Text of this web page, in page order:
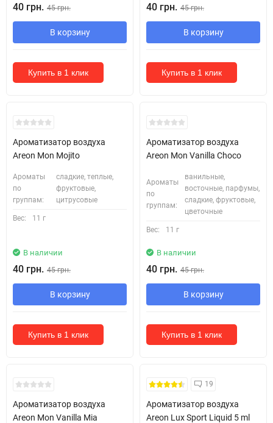
40 грн. 45 грн.
В корзину
Купить в 1 клик
40 грн. 45 грн.
В корзину
Купить в 1 клик
Ароматизатор воздуха
Areon Mon Mojito
Ароматы
по
группам:
сладкие, теплые,
фруктовые,
цитрусовые
Вес: 11 г
В наличии
40 грн. 45 грн.
В корзину
Купить в 1 клик
Ароматизатор воздуха
Areon Mon Vanilla Choco
Ароматы
по
группам:
ванильные,
восточные, парфумы,
сладкие, фруктовые,
цветочные
Вес: 11 г
В наличии
40 грн. 45 грн.
В корзину
Купить в 1 клик
Ароматизатор воздуха
Areon Mon Vanilla Mia
19
Ароматизатор воздуха
Areon Lux Sport Liquid 5 ml